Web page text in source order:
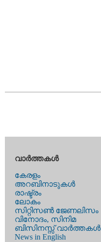
വാര്‍ത്തകള്‍
കേരളം
അറബിനാടുകള്‍
രാഷ്ട്രം
ലോകം
സിറ്റിസണ്‍ ജേണലിസം
വിനോദം, സിനിമ
ബിസിനസ്സ് വാര്‍ത്തകള്‍
News in English